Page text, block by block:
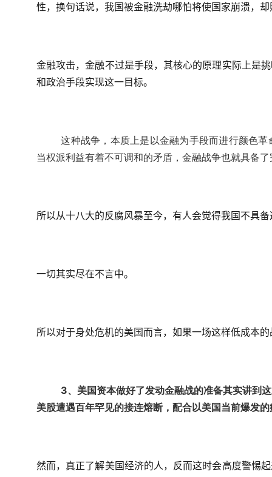
性，换句话说，我国被金融洗劫哪怕将使国家崩溃，
金融攻击，金融不过是手段，其核心的原理实际上是
和政治手段实现这一目标。
这种战争，本质上是以金融为手段而进行颜色
当权派利益有着不可调和的矛盾，金融战争也就具备
所以从十八大的反腐风暴至今，有人会觉得我国不具
一切其实尽在不言中。
所以对于身处危机的美国而言，如果一场这样低成本
3、美国资本做好了发动金融战的准备其实讲到
美股遭遇百年罕见的接连熔断，配合以美国当前爆发
然而，真正了解美国经济的人，反而这时会高度警惕